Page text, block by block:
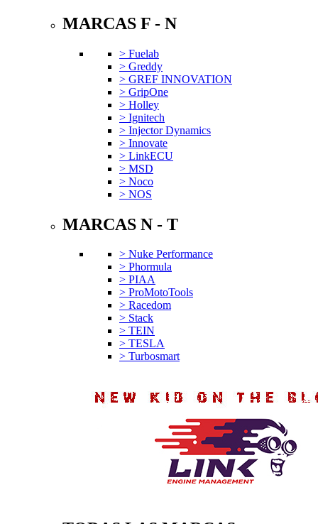
MARCAS F - N
> Fuelab
> Greddy
> GREF INNOVATION
> GripOne
> Holley
> Ignitech
> Injector Dynamics
> Innovate
> LinkECU
> MSD
> Noco
> NOS
MARCAS N - T
> Nuke Performance
> Phormula
> PIAA
> ProMotoTools
> Racedom
> Stack
> TEIN
> TESLA
> Turbosmart